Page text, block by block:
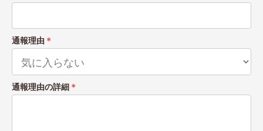
通報理由 ＊
通報理由の詳細 ＊